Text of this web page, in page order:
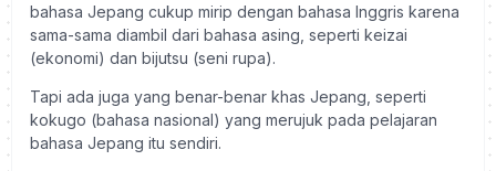
bahasa Jepang cukup mirip dengan bahasa Inggris karena
sama-sama diambil dari bahasa asing, seperti keizai
(ekonomi) dan bijutsu (seni rupa).
Tapi ada juga yang benar-benar khas Jepang, seperti
kokugo (bahasa nasional) yang merujuk pada pelajaran
bahasa Jepang itu sendiri.